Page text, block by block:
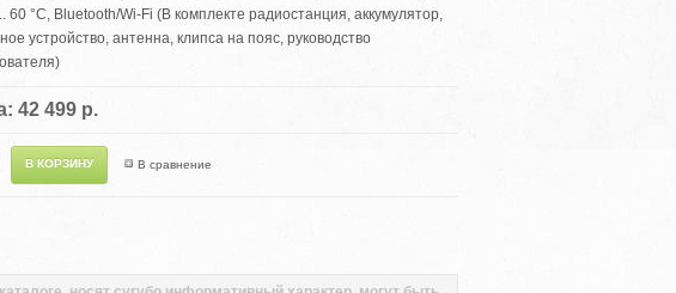
60 °C, Bluetooth/Wi-Fi (В комплекте радиостанция, аккумулятор,
устройство, антенна, клипса на пояс, руководство
42 499 р.
В сравнение